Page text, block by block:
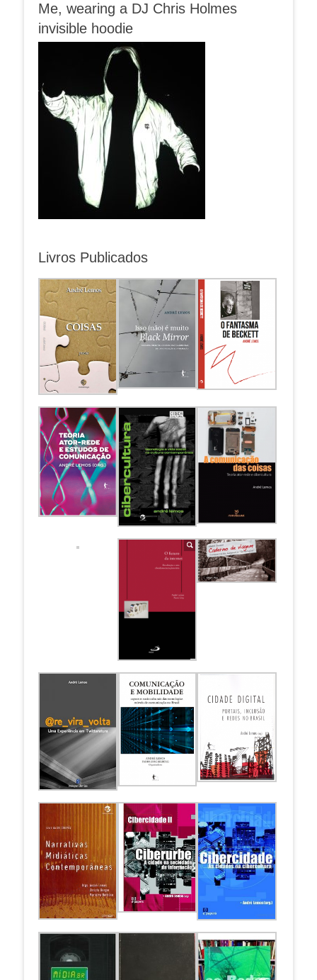
Me, wearing a DJ Chris Holmes
invisible hoodie
Livros Publicados